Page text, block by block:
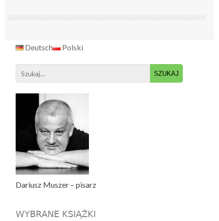
Deutsch Polski
Search
for:
Dariusz Muszer – pisarz
WYBRANE KSIĄŻKI